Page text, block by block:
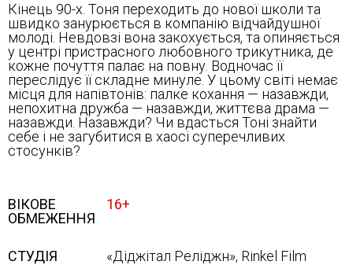
Кінець 90-х. Тоня переходить до нової школи та
швидко занурюється в компанію відчайдушної
молоді. Невдовзі вона закохується, та опиняється
у центрі пристрасного любовного трикутника, де
кожне почуття палає на повну. Водночас її
переслідує її складне минуле. У цьому світі немає
місця для напівтонів: палке кохання — назавжди,
непохитна дружба — назавжди, життєва драма —
назавжди. Назавжди? Чи вдасться Тоні знайти
себе і не загубитися в хаосі суперечливих
стосунків?
ВІКОВЕ
ОБМЕЖЕННЯ
16+
СТУДІЯ «Діджітал Реліджн», Rinkel Film